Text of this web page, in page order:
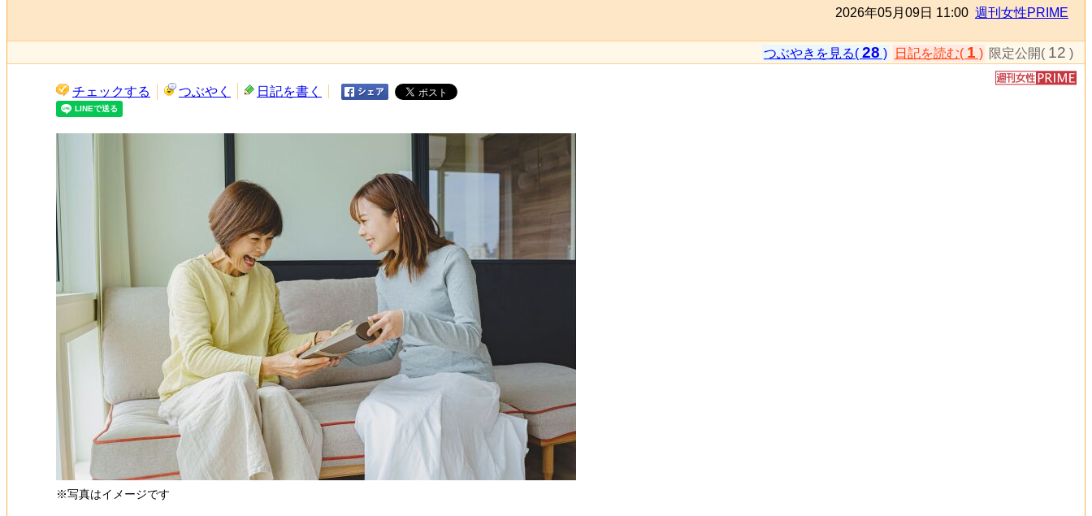
2026年05月09日 11:00 週刊女性PRIME
つぶやきを見る( 28 ) 日記を読む( 1 ) 限定公開( 12 )
チェックする つぶやく 日記を書く
※写真はイメージです